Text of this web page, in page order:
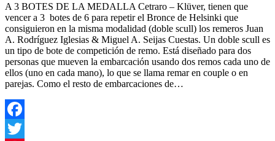
A 3 BOTES DE LA MEDALLA Cetraro – Klüver, tienen que
vencer a 3 botes de 6 para repetir el Bronce de Helsinki que
consiguieron en la misma modalidad (doble scull) los remeros Juan
A. Rodríguez Iglesias & Miguel A. Seijas Cuestas. Un doble scull es
un tipo de bote de competición de remo. Está diseñado para dos
personas que mueven la embarcación usando dos remos cada uno de
ellos (uno en cada mano), lo que se llama remar en couple o en
parejas.​ Como el resto de embarcaciones de…
Facebook